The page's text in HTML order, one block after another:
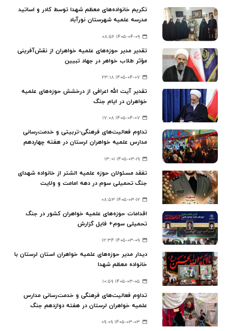
تکریم خانواده‌های معظم شهدا توسط کادر و اساتید
مدرسه علمیه شهرستان نورآباد
۱۴۰۵-۰۴-۰۹ ۰۸:۵۶
تقدیر مدیر حوزه‌های علمیه خواهران از نقش‌آفرینی
مؤثر طلاب خواهر در جهاد تبیین
۱۴۰۵-۰۴-۰۷ ۲۳:۱۸
تقدیر آیت الله اعرافی از درخشش حوزه‌های علمیه
خواهران در ایام جنگ
۱۴۰۵-۰۴-۰۷ ۱۷:۰۸
تداوم فعالیت‌های فرهنگی-تربیتی و خدمت‌رسانی
مدارس علمیه خواهران لرستان در هفته چهاردهم
۱۴۰۵-۰۳-۱۹ ۱۳:۰۱
تفقد مسئولان حوزه علمیه الشتر از خانواده شهدای
جنگ تحمیلی سوم در دهه امامت و ولایت
۱۴۰۵-۰۳-۱۲ ۰۸:۵۳
اقدامات حوزه‌های علمیه خواهران کشور در جنگ
تحمیلی سوم+ فایل گزارش
۱۴۰۵-۰۳-۰۹ ۱۲:۳۴
دیدار مدیر حوزه‌های علمیه خواهران استان لرستان با
خانواده معظم شهدا
۱۴۰۵-۰۳-۰۵ ۱۰:۵۹
تداوم فعالیت‌های فرهنگی و خدمت‌رسانی مدارس
علمیه خواهران لرستان در هفته دوازدهم جنگ
۱۴۰۵-۰۳-۰۳ ۰۹:۰۹